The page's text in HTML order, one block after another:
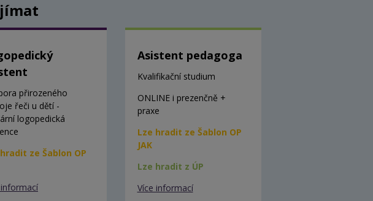
přirozeného
řeči u dětí -
logopedická
ze Šablon OP
Asistent pedagoga
Kvalifikační studium
ONLINE i prezenčně +
praxe
Lze hradit ze Šablon OP
JAK
Lze hradit z ÚP
Více informací